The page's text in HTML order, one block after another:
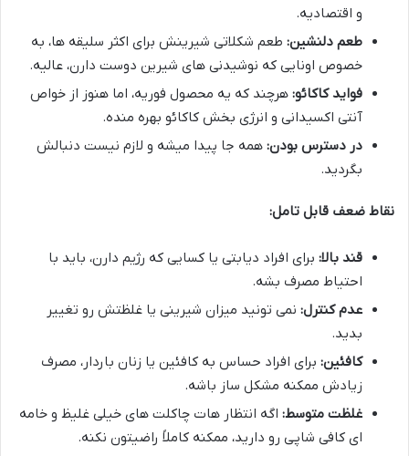
و اقتصادیه.
طعم دلنشین: طعم شکلاتی شیرینش برای اکثر سلیقه ها، به
خصوص اونایی که نوشیدنی های شیرین دوست دارن، عالیه.
فواید کاکائو: هرچند که یه محصول فوریه، اما هنوز از خواص
آنتی اکسیدانی و انرژی بخش کاکائو بهره منده.
در دسترس بودن: همه جا پیدا میشه و لازم نیست دنبالش
بگردید.
نقاط ضعف قابل تامل:
قند بالا: برای افراد دیابتی یا کسایی که رژیم دارن، باید با
احتیاط مصرف بشه.
عدم کنترل: نمی تونید میزان شیرینی یا غلظتش رو تغییر
بدید.
کافئین: برای افراد حساس به کافئین یا زنان باردار، مصرف
زیادش ممکنه مشکل ساز باشه.
غلظت متوسط: اگه انتظار هات چاکلت های خیلی غلیظ و خامه
ای کافی شاپی رو دارید، ممکنه کاملاً راضیتون نکنه.